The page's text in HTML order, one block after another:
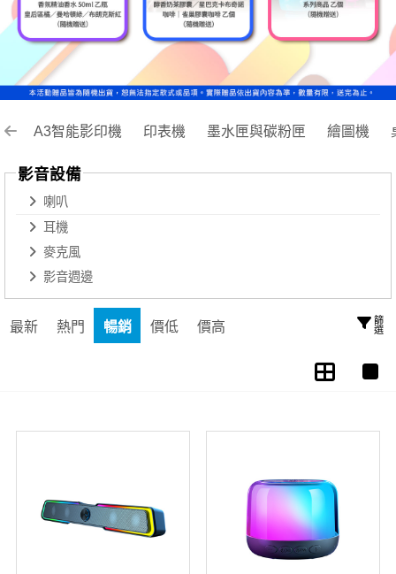
A3智能影印機 印表機 墨水匣與碳粉匣 繪圖機
影音設備
喇叭
耳機
麥克風
影音週邊
最新 熱門 暢銷 價低 價高 篩選